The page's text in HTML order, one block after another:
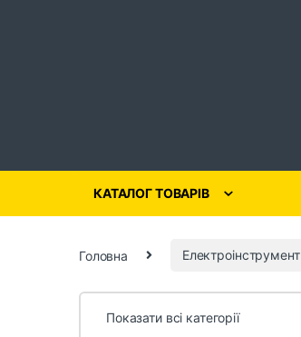
КАТАЛОГ ТОВАРІВ
Головна Електроінструмент
Показати всі категорії